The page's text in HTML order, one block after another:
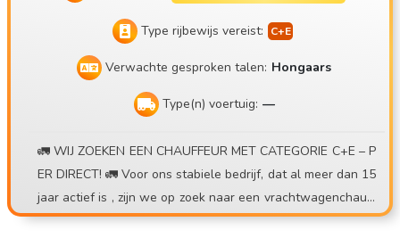
Type rijbewijs vereist:
Verwachte gesproken talen: Hongaars
Type(n) voertuig: —
🚛 WIJ ZOEKEN EEN CHAUFFEUR MET CATEGORIE C+E – P
ER DIRECT! 🚛 Voor ons stabiele bedrijf, dat al meer dan 15
jaar actief is , zijn we op zoek naar een vrachtwagenchauff
eur voor het vervoer van containers , in een dag- of weekr